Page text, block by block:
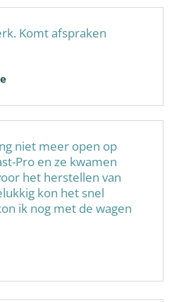
Komt afspraken
niet meer open op
Pro en ze kwamen
het herstellen van
kon het snel
ik nog met de wagen